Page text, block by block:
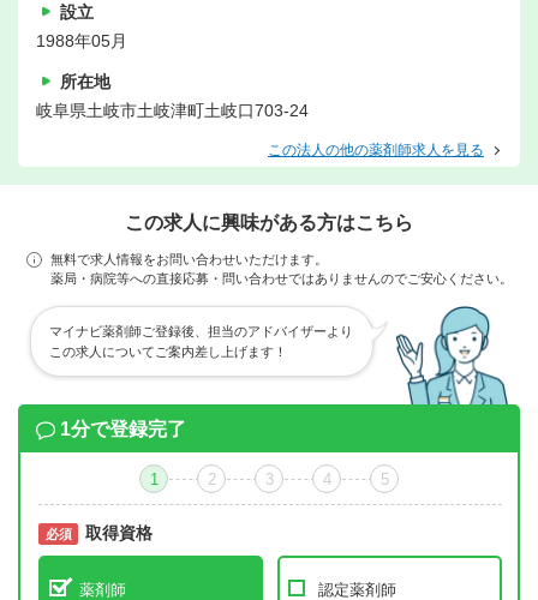
設立
1988年05月
所在地
岐阜県土岐市土岐津町土岐口703-24
この法人の他の薬剤師求人を見る
この求人に興味がある方はこちら
無料で求人情報をお問い合わせいただけます。
薬局・病院等への直接応募・問い合わせではありませんのでご安心ください。
マイナビ薬剤師ご登録後、担当のアドバイザーより
この求人についてご案内差し上げます！
1分で登録完了
1 2 3 4 5
必須 取得資格
薬剤師 認定薬剤師